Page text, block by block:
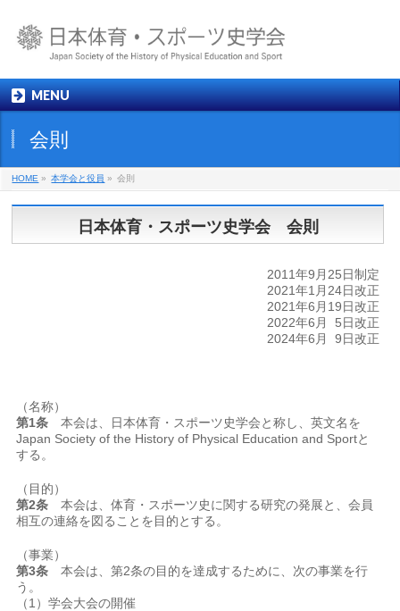
MENU
会則
HOME » 本学会と役員 » 会則
日本体育・スポーツ史学会 会則
2011年9月25日制定
2021年1月24日改正
2021年6月19日改正
2022年6月 5日改正
2024年6月 9日改正
（名称）
第1条 本会は、日本体育・スポーツ史学会と称し、英文名を
Japan Society of the History of Physical Education and Sportと
する。
（目的）
第2条 本会は、体育・スポーツ史に関する研究の発展と、会員
相互の連絡を図ることを目的とする。
（事業）
第3条 本会は、第2条の目的を達成するために、次の事業を行
う。
（1）学会大会の開催